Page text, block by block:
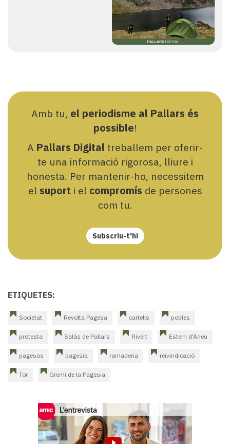
Amb tu, el periodisme al Pallars és
possible!
A Pallars Digital treballem per oferir-
te una informació rigorosa, lliure i
honesta. Per mantenir-ho, necessitem
el suport i el compromís de persones
com tu.
Subscriu-t'hi
ETIQUETES:
Societat Revolta Pagesa cartells pobles
protesta Salàs de Pallars Rivert Esterri d'Àneu
pagesos pagesia ramaderia reivindicació
Tor Gremi de la Pagesia